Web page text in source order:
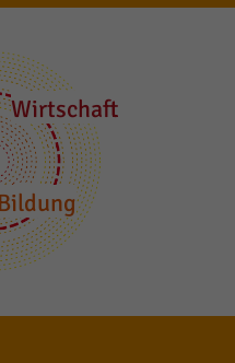
Wirtschaft
Bildung